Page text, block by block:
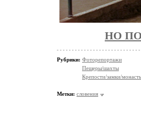
НО
Рубрики: Фоторепортажи
Пещеры/шахты
Крепости/замки/
Метки: словения